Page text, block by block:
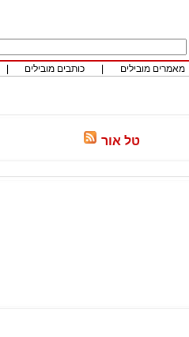
מאמרים מובילים כותבים מובילים
טל אור